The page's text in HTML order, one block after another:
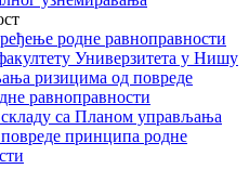
родне равноправности
Универзитета у Нишу
ризицима од повреде
равноправности
са Планом управљања
принципа родне